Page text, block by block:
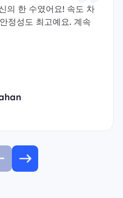
의 한 수였어요! 속도 차
정성도 최고예요. 계속